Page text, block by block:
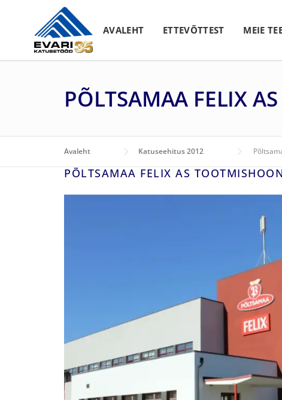
Skip to content
AVALEHT ETTEVÕTTEST MEIE
PÕLTSAMAA FELIX
Avaleht Katuseehitus 2012
PÕLTSAMAA FELIX AS